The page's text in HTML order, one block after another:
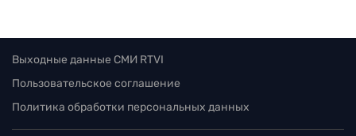
Выходные данные СМИ RTVI
Пользовательское соглашение
Политика обработки персональных данных